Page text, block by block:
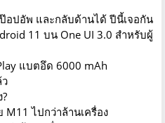
อปอัพ และกลับด้านได้ ปีนี้เจอกัน
11 บน One UI 3.0 สำหรับผู้
แบตอึด 6000 mAh
M11 ไปกว่าล้านเครื่อง